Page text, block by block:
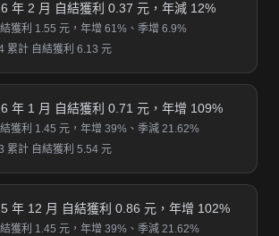
年 2 月 自結獲利 0.37 元，年減 12%
獲利 1.55 元，年增 61%、季增 6.9%
累計 自結獲利 6.13 元
年 1 月 自結獲利 0.71 元，年增 109%
獲利 1.45 元，年增 39%、季減 21.62%
累計 自結獲利 5.54 元
年 12 月 自結獲利 0.86 元，年增 102%
獲利 1.45 元，年增 39%、季減 21.62%